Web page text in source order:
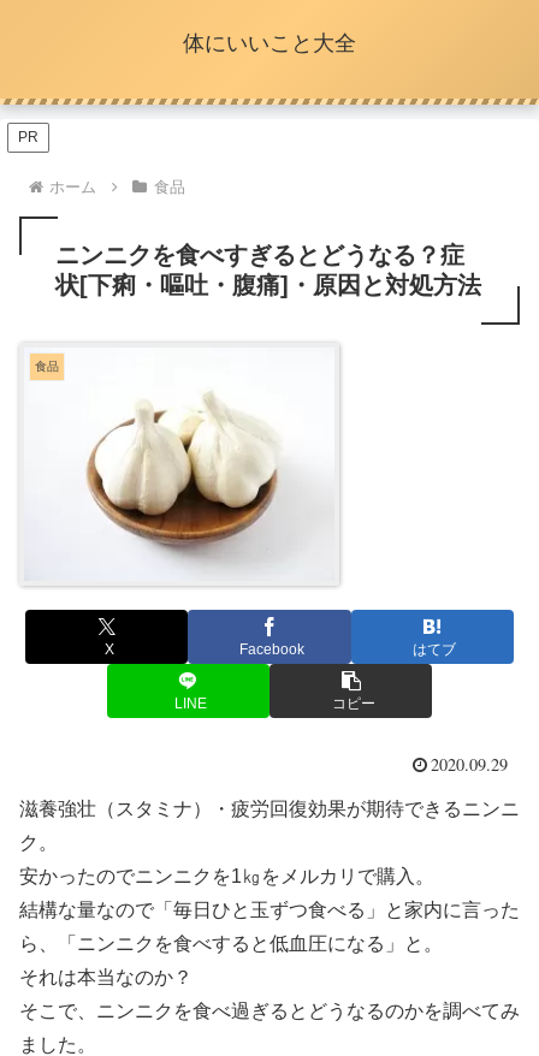
体にいいこと大全
PR
ホーム 食品
ニンニクを食べすぎるとどうなる？症
状[下痢・嘔吐・腹痛]・原因と対処方法
食品
X Facebook はてブ
LINE コピー
2020.09.29
滋養強壮（スタミナ）・疲労回復効果が期待できるニンニ
ク。
安かったのでニンニクを1㎏をメルカリで購入。
結構な量なので「毎日ひと玉ずつ食べる」と家内に言った
ら、「ニンニクを食べすると低血圧になる」と。
それは本当なのか？
そこで、ニンニクを食べ過ぎるとどうなるのかを調べてみ
ました。